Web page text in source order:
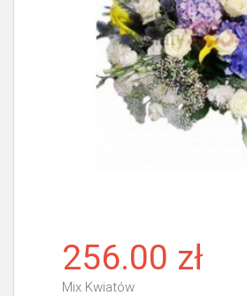
256.00 zł
Mix Kwiatów